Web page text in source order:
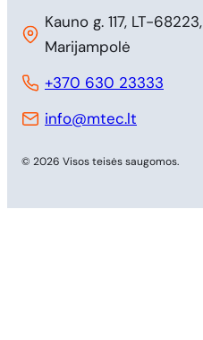
Kauno g. 117, LT-68223,
Marijampolė
+370 630 23333
info@mtec.lt
© 2026 Visos teisės saugomos.